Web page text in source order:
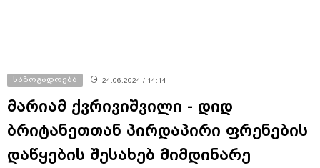
საზოგადოება 24.06.2024 / 14:14
მარიამ ქვრივიშვილი - დიდ
ბრიტანეთთან პირდაპირი ფრენების
დაწყების შესახებ მიმდინარე